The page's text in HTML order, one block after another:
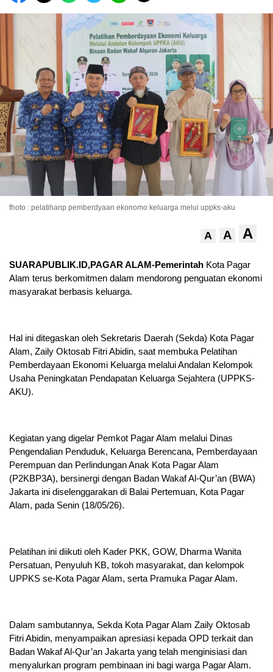
fhoto : pelatihanp pemberdyaan ekonomo keluarga melui uppks-aku
A A A
SUARAPUBLIK.ID,PAGAR ALAM-Pemerintah Kota Pagar
Alam terus berkomitmen dalam mendorong penguatan ekonomi
masyarakat berbasis keluarga.
Hal ini ditegaskan oleh Sekretaris Daerah (Sekda) Kota Pagar
Alam, Zaily Oktosab Fitri Abidin, saat membuka Pelatihan
Pemberdayaan Ekonomi Keluarga melalui Andalan Kelompok
Usaha Peningkatan Pendapatan Keluarga Sejahtera (UPPKS-
AKU).
Kegiatan yang digelar Pemkot Pagar Alam melalui Dinas
Pengendalian Penduduk, Keluarga Berencana, Pemberdayaan
Perempuan dan Perlindungan Anak Kota Pagar Alam
(P2KBP3A), bersinergi dengan Badan Wakaf Al-Qur’an (BWA)
Jakarta ini diselenggarakan di Balai Pertemuan, Kota Pagar
Alam, pada Senin (18/05/26).
Pelatihan ini diikuti oleh Kader PKK, GOW, Dharma Wanita
Persatuan, Penyuluh KB, tokoh masyarakat, dan kelompok
UPPKS se-Kota Pagar Alam, serta Pramuka Pagar Alam.
Dalam sambutannya, Sekda Kota Pagar Alam Zaily Oktosab
Fitri Abidin, menyampaikan apresiasi kepada OPD terkait dan
Badan Wakaf Al-Qur’an Jakarta yang telah menginisiasi dan
menyalurkan program pembinaan ini bagi warga Pagar Alam.